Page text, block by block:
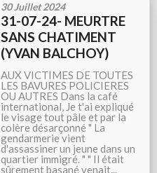
30 Juillet 2024
31-07-24- MEURTRE
SANS CHATIMENT
(YVAN BALCHOY)
AUX VICTIMES DE TOUTES
LES BAVURES POLICIERES
OU AUTRES Dans la café
international, Je t'ai expliqué
le visage tout pâle et par la
colère désarçonné " La
gendarmerie vient
d'assassiner un jeune dans un
quartier immigré. " " Il était
sûrement basané venait...